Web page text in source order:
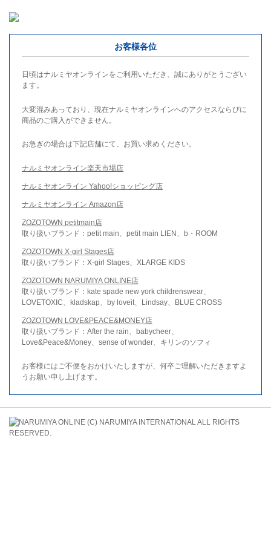
お客様各位
日頃はナルミヤオンラインをご利用いただき、誠にありがとうござい
ます。
大変混みあっており、現在ナルミヤオンラインへのアクセスならびに
商品のご購入ができません。
お急ぎの場合は下記店舗にて、お買い求めください。
ナルミヤオンライン楽天市場店
ナルミヤオンライン Yahoo!ショッピング店
ナルミヤオンライン Amazon店
ZOZOTOWN petitmain店
取り扱いブランド：petit main、petit main LIEN、b・ROOM
ZOZOTOWN X-girl Stages店
取り扱いブランド：X-girl Stages、XLARGE KIDS
ZOZOTOWN NARUMIYA ONLINE店
取り扱いブランド：kate spade new york childrenswear、
LOVETOXIC、kladskap、by loveit、Lindsay、BLUE CROSS
ZOZOTOWN LOVE&PEACE&MONEY店
取り扱いブランド：After the rain、babycheer、
Love&Peace&Money、sense of wonder、キリンのソフィ
お客様にはご不便をおかけいたしますが、何卒ご理解いただきますよ
うお願い申し上げます。